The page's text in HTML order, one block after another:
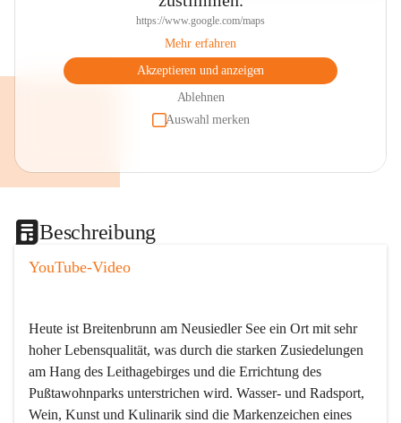
https://www.google.com/maps
Mehr erfahren
Akzeptieren und anzeigen
Ablehnen
Auswahl merken
Beschreibung
YouTube-Video
Heute ist Breitenbrunn am Neusiedler See ein Ort mit sehr
hoher Lebensqualität, was durch die starken Zusiedelungen
am Hang des Leithagebirges und die Errichtung des
Pußtawohnparks unterstrichen wird. Wasser- und Radsport,
Wein, Kunst und Kulinarik sind die Markenzeichen eines